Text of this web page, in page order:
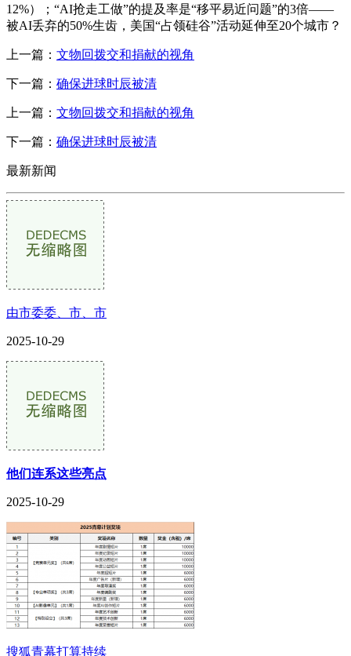
12%）；“AI抢走工做”的提及率是“移平易近问题”的3倍——
被AI丢弃的50%生齿，美国“占领硅谷”活动延伸至20个城市？
上一篇： 文物回拨交和捐献的视角
下一篇： 确保进球时辰被清
上一篇： 文物回拨交和捐献的视角
下一篇： 确保进球时辰被清
最新新闻
由市委委、市、市
2025-10-29
他们连系这些亮点
2025-10-29
搜狐青幕打算持续